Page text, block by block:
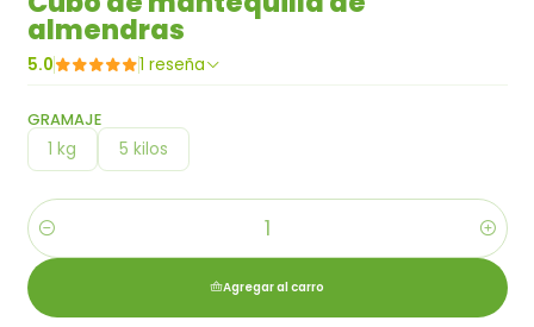
almendras
5.0 1 reseña
GRAMAJE
1 kg 5 kilos
Cantidad
Agregar al carro